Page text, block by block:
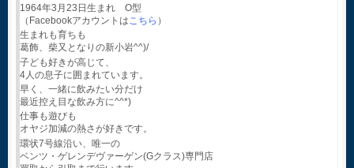
1964年3月23日生まれ O型
（Facebookアカウントはこちら ）
生まれも育ちも
葛飾、柴又となりの新小岩^^)/
子ども好きが高じて、
4人の息子に囲まれています。
早く、一緒に飲みたい分だけ
最近控え目な飲み方に^^*)
仕事も遊びも
オヤジ加減の熱さが好きです。
環状7号線沿い、唯一の
ベンツ・ゲレンデヴァーゲン(Gクラス)専門店